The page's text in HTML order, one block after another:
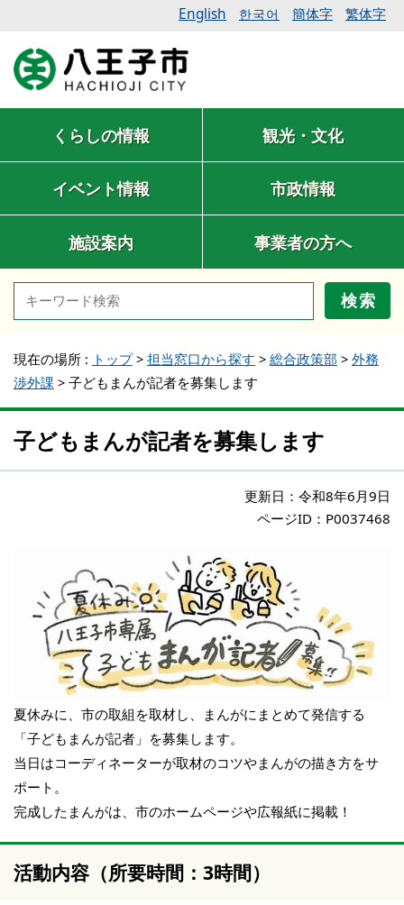
English 한국어 簡体字 繁体字
くらしの情報 観光・文化
イベント情報 市政情報
施設案内 事業者の方へ
検索
現在の場所 : トップ> 担当窓口から探す > 総合政策部 > 外務
渉外課 > 子どもまんが記者を募集します
子どもまんが記者を募集します
更新日： 令和8年6月9日
ページID：P0037468
夏休みに、市の取組を取材し、まんがにまとめて発信する
「子どもまんが記者」を募集します。
当日はコーディネーターが取材のコツやまんがの描き方をサ
ポート。
完成したまんがは、市のホームページや広報紙に掲載！
活動内容（所要時間：3時間）